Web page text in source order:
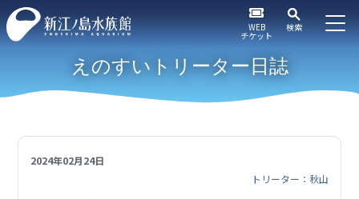
WEB
チケット
検索
えのすいトリーター日誌
2024年02月24日
トリーター：秋山